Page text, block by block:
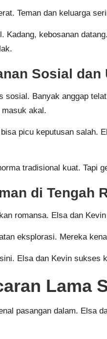
Teman dan keluarga
Kadang, kebosanan
Sosial dan
sosial. Banyak anggap
akal.
picu keputusan salah.
tradisional kuat. Tapi
di Tengah
romansa. Elsa dan
eksplorasi. Mereka
Elsa dan Kevin sukses
Lama
pasangan dalam. Elsa